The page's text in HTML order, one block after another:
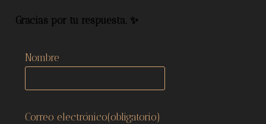
Gracias por tu respuesta. ✨
Nombre
Correo electrónico(obligatorio)